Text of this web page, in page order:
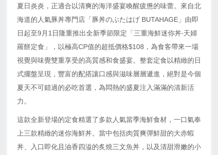
夏日炎炎，正適合以清爽的海洋盛宴喚醒疲憊的味蕾。來自北
海道的人氣豚丼專門店「豚丼のぶたはげ BUTAHAGE」由即
日起至9月1日隆重推出全新季節限定「三重海鮮迷你丼‧天婦
羅餅定食」，以極高CP值的超抵價格$108，為食客帶來一場
視覺與味覺雙重享受的高質感和食盛宴。整套定食以精緻的日
式擺盤呈現，豐富的配搭讓口感與滋味層層遞進，絕對是今個
夏天不可錯過的必吃首選，為悶熱的盛夏注入滿滿的清新活
力。
這款全新登場的定食精選了多款人氣當季海鮮食材，一口氣奉
上三款精緻的迷你海鮮丼。當中包括肉質爽彈鮮甜的大赤蝦
丼、入口即化且油香四溢的炙燒三文魚丼，以及清甜滑嫩的小